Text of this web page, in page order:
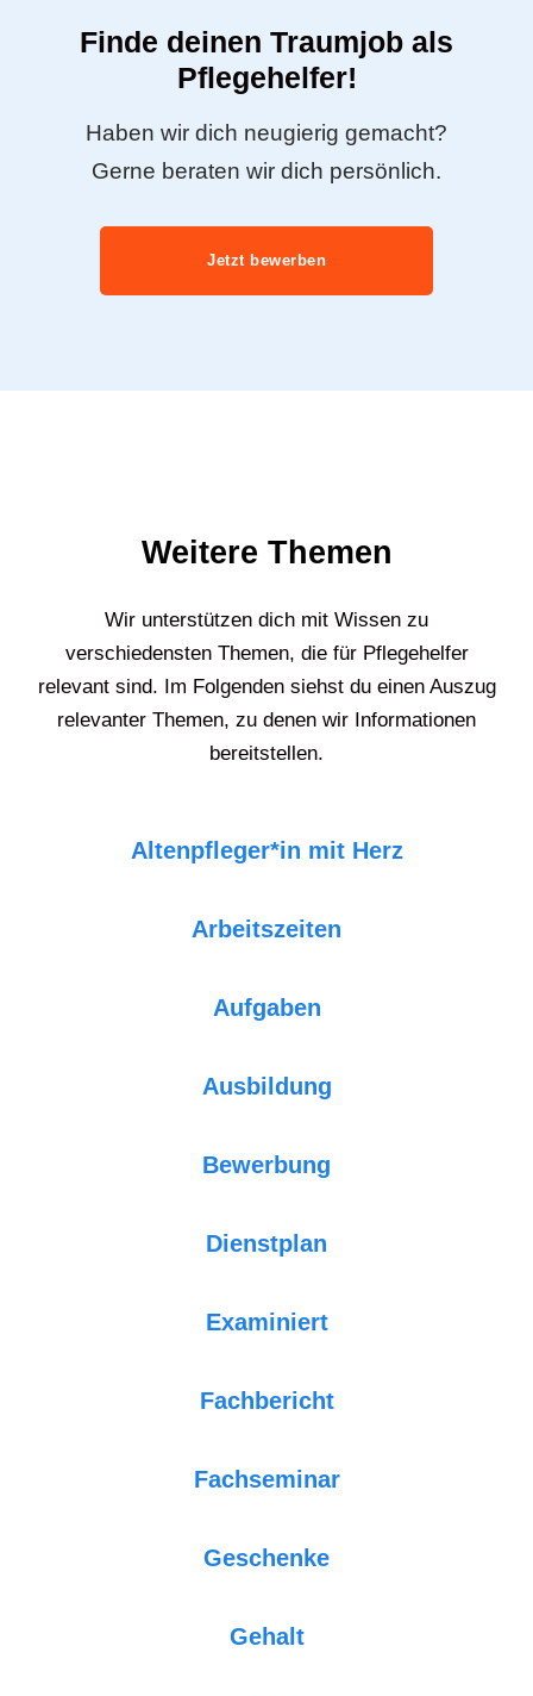
Finde deinen Traumjob als
Pflegehelfer!
Haben wir dich neugierig gemacht?
Gerne beraten wir dich persönlich.
Jetzt bewerben
Weitere Themen
Wir unterstützen dich mit Wissen zu
verschiedensten Themen, die für Pflegehelfer
relevant sind. Im Folgenden siehst du einen Auszug
relevanter Themen, zu denen wir Informationen
bereitstellen.
Altenpfleger*in mit Herz
Arbeitszeiten
Aufgaben
Ausbildung
Bewerbung
Dienstplan
Examiniert
Fachbericht
Fachseminar
Geschenke
Gehalt